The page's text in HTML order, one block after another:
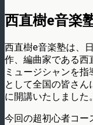
西直樹e音楽
西直樹e音楽塾は、
作、編曲家である西
ミュージシャンを
として全国の皆さ
に開講いたしました。
今回の超初心者コー